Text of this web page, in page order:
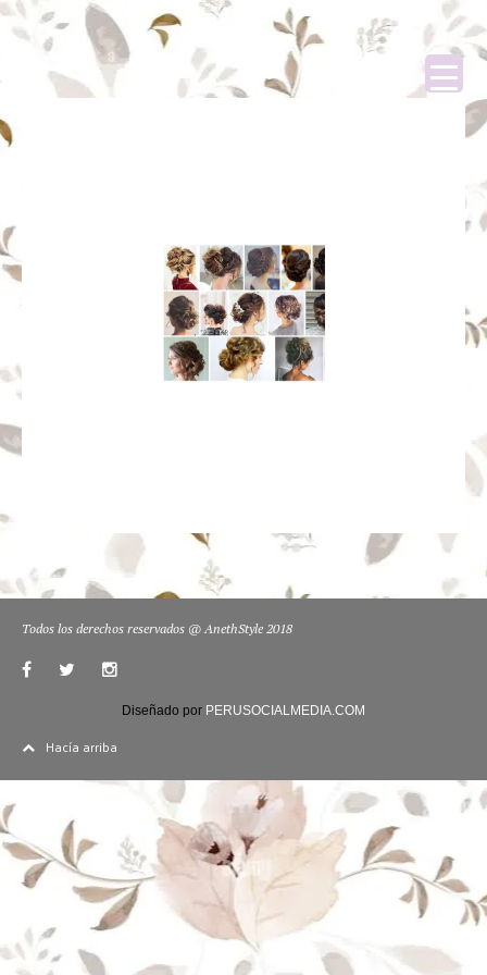
Todos los derechos reservados @ AnethStyle 2018
Diseñado por PERUSOCIALMEDIA.COM
Hacía arriba